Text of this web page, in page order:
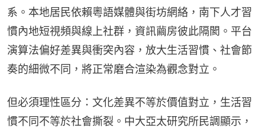
系。本地居民依賴粵語媒體與街坊網絡，南下人才習
慣內地短視頻與線上社群，資訊繭房彼此隔閡。平台
演算法偏好差異與衝突內容，放大生活習慣、社會節
奏的細微不同，將正常磨合渲染為觀念對立。
但必須理性區分：文化差異不等於價值對立，生活習
慣不同不等於社會撕裂。中大亞太研究所民調顯示，